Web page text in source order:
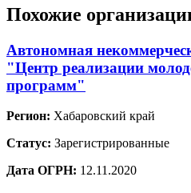
Похожие
Автономная
"Центр реализации
программ"
Регион: Хабаровский край
Статус: Зарегистрированные
Дата ОГРН: 12.11.2020